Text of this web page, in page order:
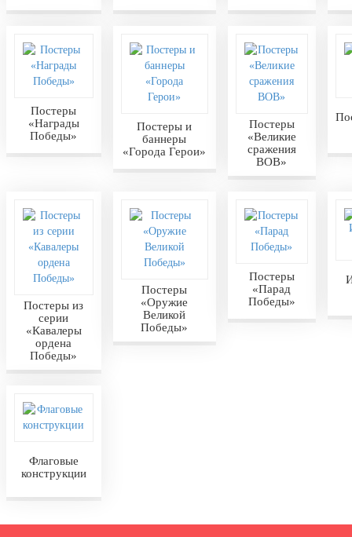
Постеры
«Награды
Победы»
Постеры и
баннеры
«Города Герои»
Постеры
«Великие
сражения
ВОВ»
Постеры из
серии
«Кавалеры
ордена
Победы»
Постеры
«Оружие
Великой
Победы»
Постеры
«Парад
Победы»
Флаговые
конструкции